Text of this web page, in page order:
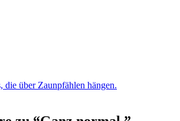
die über Zaunpfählen hängen.